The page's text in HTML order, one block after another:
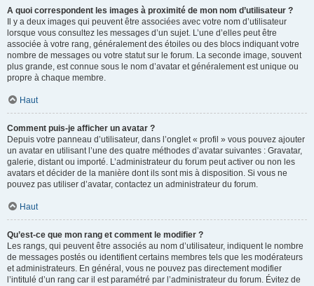
A quoi correspondent les images à proximité de mon nom d’utilisateur ?
Il y a deux images qui peuvent être associées avec votre nom d’utilisateur
lorsque vous consultez les messages d’un sujet. L’une d’elles peut être
associée à votre rang, généralement des étoiles ou des blocs indiquant votre
nombre de messages ou votre statut sur le forum. La seconde image, souvent
plus grande, est connue sous le nom d’avatar et généralement est unique ou
propre à chaque membre.
Haut
Comment puis-je afficher un avatar ?
Depuis votre panneau d’utilisateur, dans l’onglet « profil » vous pouvez ajouter
un avatar en utilisant l’une des quatre méthodes d’avatar suivantes : Gravatar,
galerie, distant ou importé. L’administrateur du forum peut activer ou non les
avatars et décider de la manière dont ils sont mis à disposition. Si vous ne
pouvez pas utiliser d’avatar, contactez un administrateur du forum.
Haut
Qu’est-ce que mon rang et comment le modifier ?
Les rangs, qui peuvent être associés au nom d’utilisateur, indiquent le nombre
de messages postés ou identifient certains membres tels que les modérateurs
et administrateurs. En général, vous ne pouvez pas directement modifier
l’intitulé d’un rang car il est paramétré par l’administrateur du forum. Évitez de